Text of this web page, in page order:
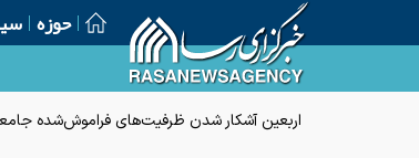
حوزه
اربعین آشکار شدن ظرفیت‌های فراموش‌شده جامعه